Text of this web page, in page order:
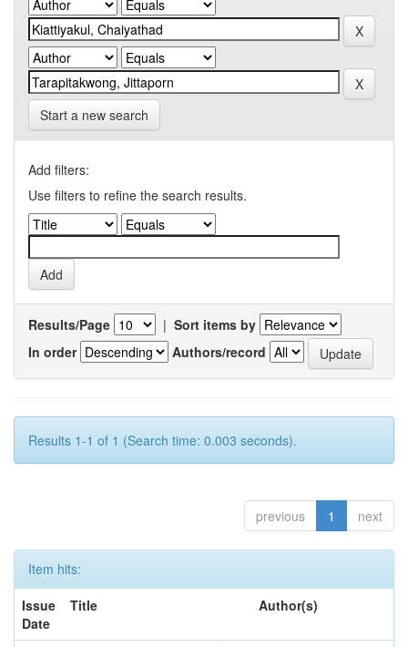
Start a new search
Add filters:
Use filters to refine the search results.
Results/Page | Sort items by
In order
Authors/record
Results 1-1 of 1 (Search time: 0.003 seconds).
previous 1 next
Item hits:
Issue
Date
Title Author(s)